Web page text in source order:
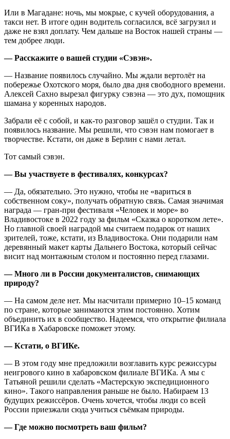
Или в Магадане: ночь, мы мокрые, с кучей оборудования, а
такси нет. В итоге один водитель согласился, всё загрузил и
даже не взял доплату. Чем дальше на Восток нашей страны —
тем добрее люди.
— Расскажите о вашей студии «Сэвэн».
— Название появилось случайно. Мы ждали вертолёт на
побережье Охотского моря, было два дня свободного времени.
Алексей Сахно вырезал фигурку сэвэна — это дух, помощник
шамана у коренных народов.
Забрали её с собой, и как‑то разговор зашёл о студии. Так и
появилось название. Мы решили, что сэвэн нам помогает в
творчестве. Кстати, он даже в Берлин с нами летал.
Тот самый сэвэн.
— Вы участвуете в фестивалях, конкурсах?
— Да, обязательно. Это нужно, чтобы не «вариться в
собственном соку», получать обратную связь. Самая значимая
награда — гран‑при фестиваля «Человек и море» во
Владивостоке в 2022 году за фильм «Сказка о коротком лете».
Но главной своей наградой мы считаем подарок от наших
зрителей, тоже, кстати, из Владивостока. Они подарили нам
деревянный макет карты Дальнего Востока, который сейчас
висит над монтажным столом и постоянно перед глазами.
— Много ли в России документалистов, снимающих
природу?
— На самом деле нет. Мы насчитали примерно 10–15 команд
по стране, которые занимаются этим постоянно. Хотим
объединить их в сообщество. Надеемся, что открытие филиала
ВГИКа в Хабаровске поможет этому.
— Кстати, о ВГИКе.
— В этом году мне предложили возглавить курс режиссуры
неигрового кино в хабаровском филиале ВГИКа. А мы с
Татьяной решили сделать «Мастерскую экспедиционного
кино». Такого направления раньше не было. Набираем 13
будущих режиссёров. Очень хочется, чтобы люди со всей
России приезжали сюда учиться съёмкам природы.
— Где можно посмотреть ваш фильм?